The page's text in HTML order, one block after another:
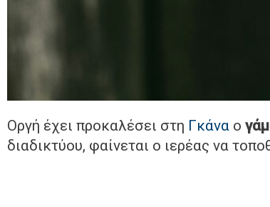
Οργή έχει προκαλέσει στη Γκάνα ο
διαδικτύου, φαίνεται ο ιερέας να